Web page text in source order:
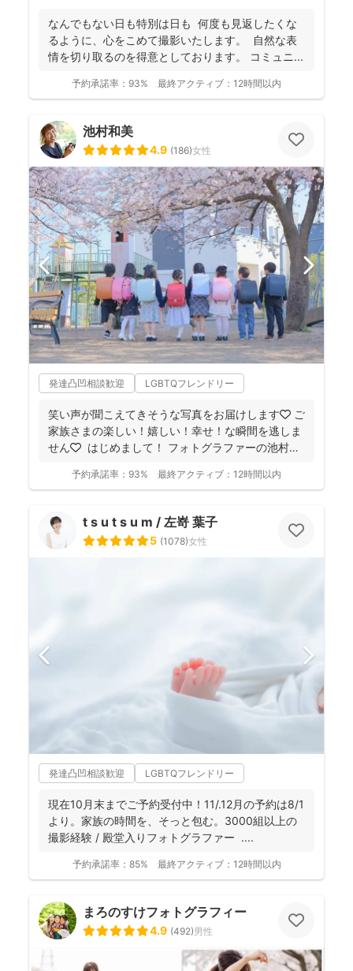
なんでもない日も特別は日も 何度も見返したくな
るように、心をこめて撮影いたします。 自然な表
情を切り取るのを得意としております。 コミュニ...
予約承諾率： 93% 最終アクティブ： 12時間以内
池村和美
4.9 (186)女性
発達凸凹相談歓迎 LGBTQフレンドリー
笑い声が聞こえてきそうな写真をお届けします🧡 ご
家族さまの楽しい！嬉しい！幸せ！な瞬間を逃しま
せん🧡 ⁡ はじめまして！ フォトグラファーの池村
予約承諾率： 93% 最終アクティブ： 12時間以内
t s u t s u m / 左嵜 葉子
5 (1078)女性
発達凸凹相談歓迎 LGBTQフレンドリー
現在10月末までご予約受付中！11/.12月の予約は8/1
より。家族の時間を、そっと包む。3000組以上の
撮影経験 / 殿堂入りフォトグラファー ....
予約承諾率： 85% 最終アクティブ： 12時間以内
まろのすけフォトグラフィー
4.9 (492)男性